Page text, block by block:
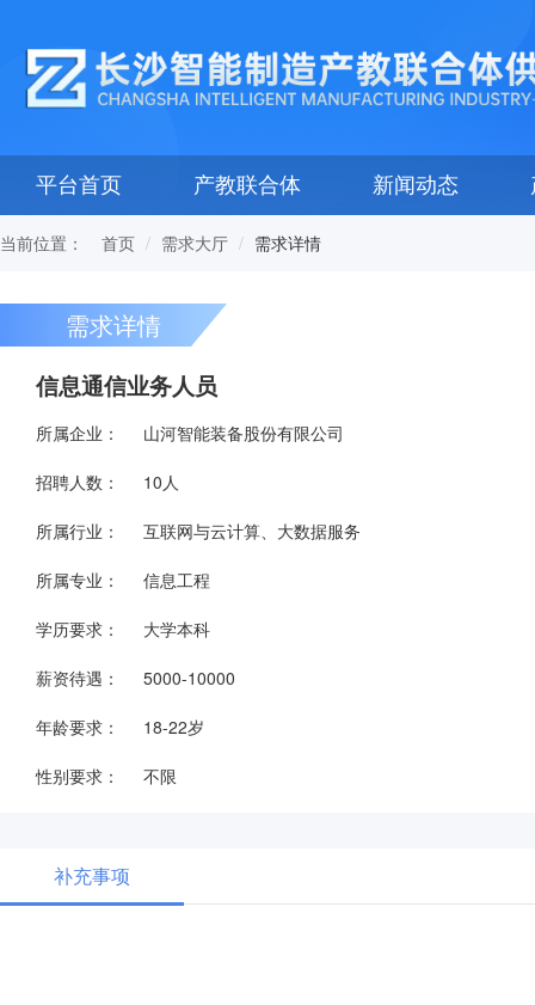
平台首页 产教联合体 新闻动态
当前位置： 首页 需求大厅 需求详情
需求详情
信息通信业务人员
所属企业： 山河智能装备股份有限公司
招聘人数： 10人
所属行业： 互联网与云计算、大数据服务
所属专业： 信息工程
学历要求： 大学本科
薪资待遇： 5000-10000
年龄要求： 18-22岁
性别要求： 不限
补充事项